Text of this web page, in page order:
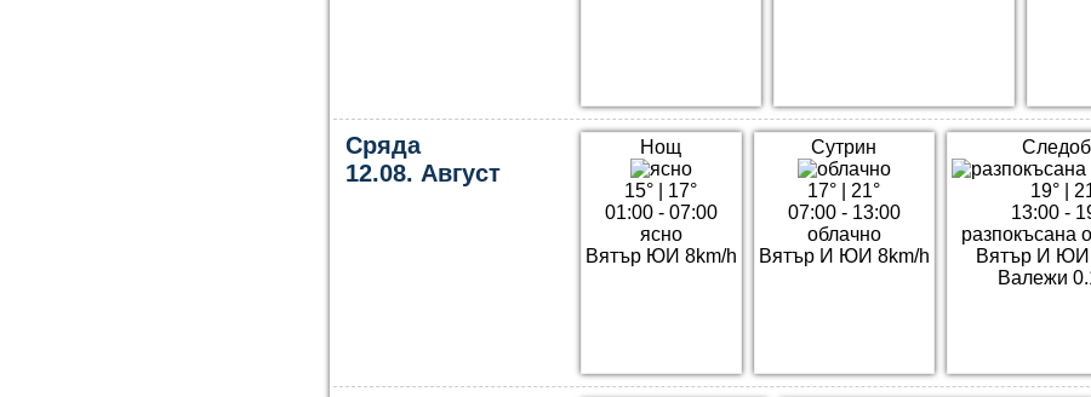
Сряда
12.08. Август
Нощ
15°
17°
01:00 - 07:00
ясно
Вятър ЮИ 8km/h
Сутрин
17°
21°
07:00 - 13:00
облачно
Вятър И ЮИ 8km/h
19°
13:00 -
разпокъсана
Вятър И ЮИ
Валежи